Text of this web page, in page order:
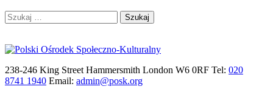
Szukaj:
238-246 King Street Hammersmith London W6 0RF Tel: 020
8741 1940 Email: admin@posk.org